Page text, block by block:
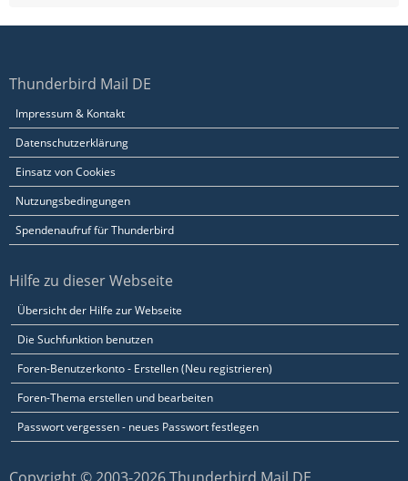
Thunderbird Mail DE
Impressum & Kontakt
Datenschutzerklärung
Einsatz von Cookies
Nutzungsbedingungen
Spendenaufruf für Thunderbird
Hilfe zu dieser Webseite
Übersicht der Hilfe zur Webseite
Die Suchfunktion benutzen
Foren-Benutzerkonto - Erstellen (Neu registrieren)
Foren-Thema erstellen und bearbeiten
Passwort vergessen - neues Passwort festlegen